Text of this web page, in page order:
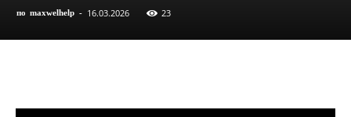
по maxwelhelp - 16.03.2026 23